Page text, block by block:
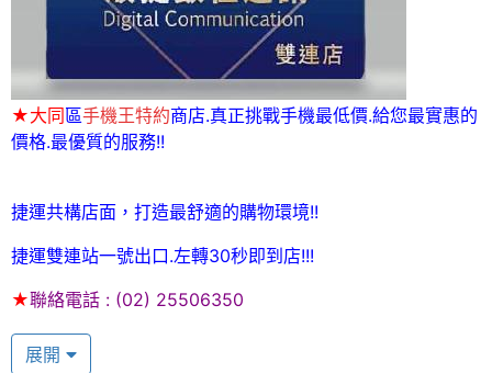
★大同區手機王特約商店.真正挑戰手機最低價.給您最實惠的
價格.最優質的服務!!
捷運共構店面，打造最舒適的購物環境!!
捷運雙連站一號出口.左轉30秒即到店!!!
★聯絡電話 : (02) 25506350
★歡迎利用線上客服即時查價查貨
展開